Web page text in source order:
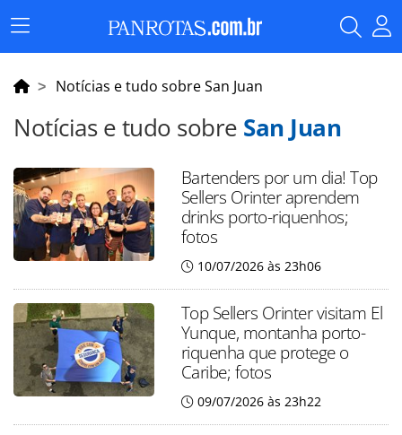
Menu
Principal
Notícias e tudo sobre San Juan
Notícias e tudo sobre San Juan
Bartenders por um dia! Top
Sellers Orinter aprendem
drinks porto-riquenhos;
fotos
10/07/2026 às 23h06
Top Sellers Orinter visitam El
Yunque, montanha porto-
riquenha que protege o
Caribe; fotos
09/07/2026 às 23h22